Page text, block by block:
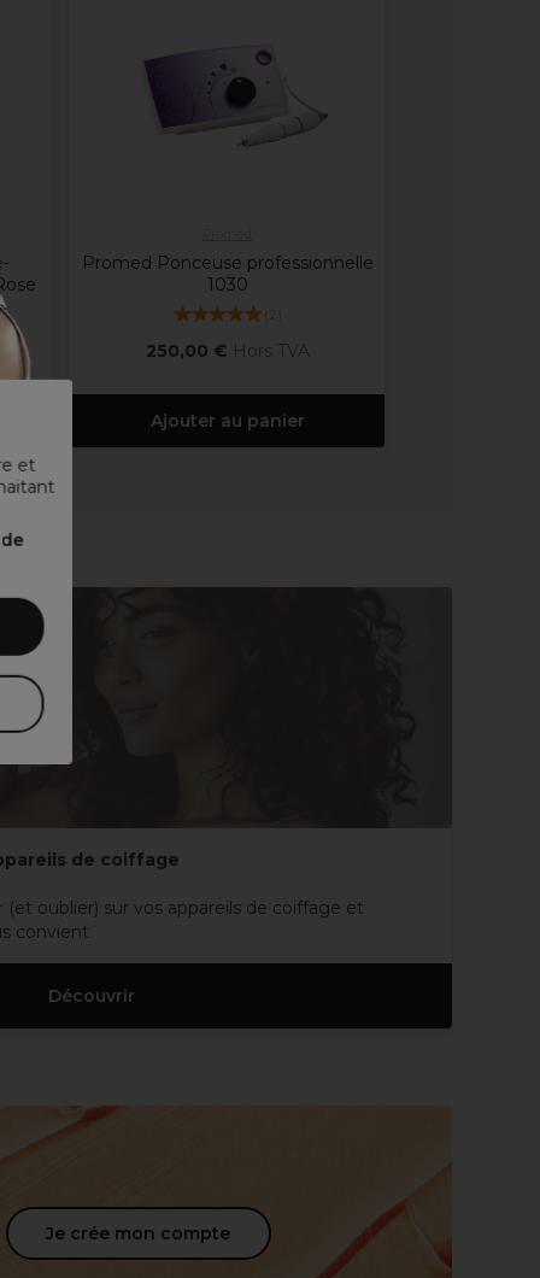
et
Promed Ponceuse professionnelle
1030
(2)
250,00 € Hors TVA
Ajouter au panier
de coiffage
oublier) sur vos appareils de coiffage et
convient
Découvrir
Je crée mon compte